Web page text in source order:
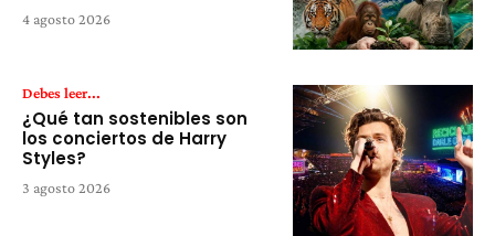
4 agosto 2026
Debes leer...
¿Qué tan sostenibles son
los conciertos de Harry
Styles?
3 agosto 2026